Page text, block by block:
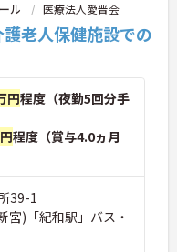
ル 医療法人愛晋会
老人保健施設での
円程度（夜勤5回分手
程度（賞与4.0ヵ月
39-1
宮)「紀和駅」バス・